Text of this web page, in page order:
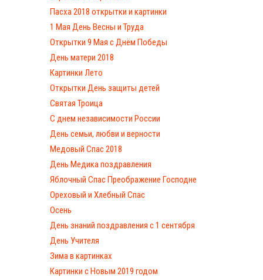
Пасха 2018 открытки и картинки
1 Мая День Весны и Труда
Открытки 9 Мая с Днём Победы
День матери 2018
Картинки Лето
Открытки День защиты детей
Святая Троица
С днем независимости России
День семьи, любви и верности
Медовый Спас 2018
День Медика поздравления
Яблочный Спас Преображение Господне
Ореховый и Хлебный Спас
Осень
День знаний поздравления с 1 сентября
День Учителя
Зима в картинках
Картинки с Новым 2019 годом